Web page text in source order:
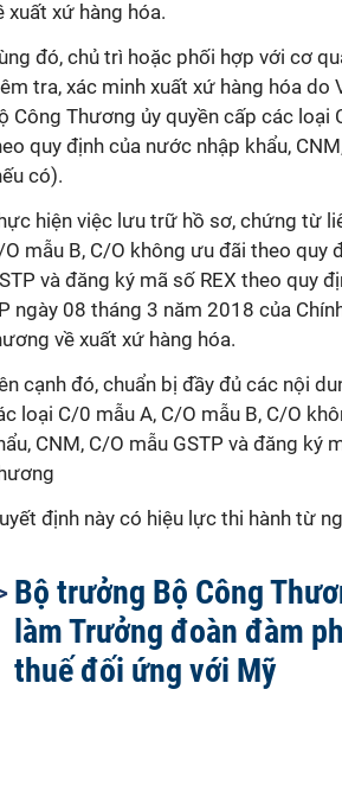
xuất xứ hàng hóa.
đó, chủ trì hoặc phối hợp với cơ
tra, xác minh xuất xứ hàng hóa
Công Thương ủy quyền cấp các loại
quy định của nước nhập khẩu,
có).
hiện việc lưu trữ hồ sơ, chứng từ
O mẫu B, C/O không ưu đãi theo quy
và đăng ký mã số REX theo
ngày 08 tháng 3 năm 2018 của
về xuất xứ hàng hóa.
cạnh đó, chuẩn bị đầy đủ các nội
loại C/0 mẫu A, C/O mẫu B, C/O
CNM, C/O mẫu GSTP và đăng ký
định này có hiệu lực thi hành từ
Bộ trưởng Bộ Công
làm Trưởng đoàn đàm
thuế đối ứng với Mỹ